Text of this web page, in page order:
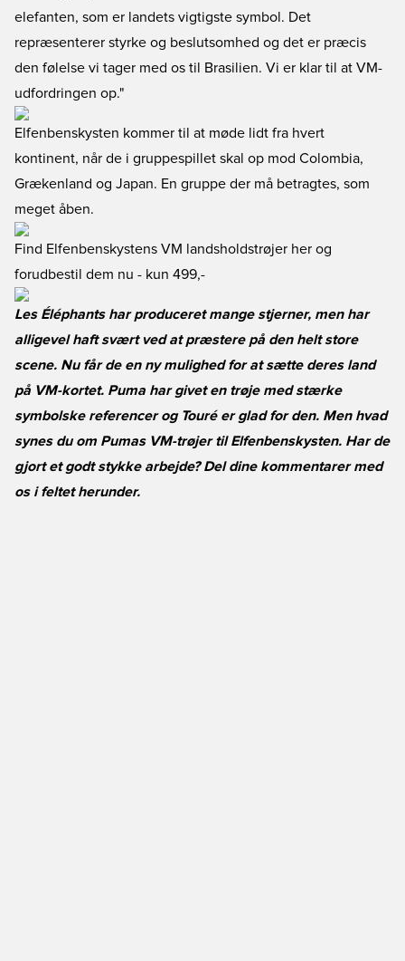
elefanten, som er landets vigtigste symbol. Det
repræsenterer styrke og beslutsomhed og det er præcis
den følelse vi tager med os til Brasilien. Vi er klar til at VM-
udfordringen op."
Elfenbenskysten kommer til at møde lidt fra hvert
kontinent, når de i gruppespillet skal op mod Colombia,
Grækenland og Japan. En gruppe der må betragtes, som
meget åben.
Find Elfenbenskystens VM landsholdstrøjer her og
forudbestil dem nu - kun 499,-
Les Éléphants har produceret mange stjerner, men har
alligevel haft svært ved at præstere på den helt store
scene. Nu får de en ny mulighed for at sætte deres land
på VM-kortet. Puma har givet en trøje med stærke
symbolske referencer og Touré er glad for den. Men hvad
synes du om Pumas VM-trøjer til Elfenbenskysten. Har de
gjort et godt stykke arbejde? Del dine kommentarer med
os i feltet herunder.